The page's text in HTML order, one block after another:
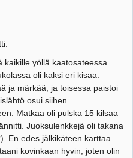
kaikille yöllä kaatosateessa
oli kaksi eri kisaa.
ja märkää, ja toisessa paistoi
osui siihen
Matkaa oli pulska 15 kilsaa
Juoksulenkkejä oli takana
En edes jälkikäteen karttaa
kovinkaan hyvin, joten olin